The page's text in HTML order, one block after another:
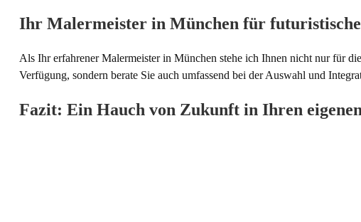
Ihr Malermeister in München für futuristische
Als Ihr erfahrener Malermeister in München stehe ich Ihnen nicht nur für
Verfügung, sondern berate Sie auch umfassend bei der Auswahl und
Fazit: Ein Hauch von Zukunft in Ihren